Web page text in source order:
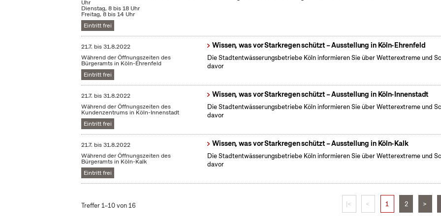
Uhr
Dienstag, 8 bis 18 Uhr
Freitag, 8 bis 14 Uhr
Eintritt frei
21.7. bis31.8.2022
Während der Öffnungszeiten des
Bürgeramts in Köln-Ehrenfeld
Eintritt frei
Wissen, was vor Starkregen schützt – Ausstellung in Köln-Ehrenfeld
Die Stadtentwässerungsbetriebe Köln informieren Sie über Wetterextreme und
davor
21.7. bis31.8.2022
Während der Öffnungszeiten des
Kundenzentrums in Köln-Innenstadt
Eintritt frei
Wissen, was vor Starkregen schützt – Ausstellung in Köln-Innenstadt
Die Stadtentwässerungsbetriebe Köln informieren Sie über Wetterextreme und
davor
21.7. bis31.8.2022
Während der Öffnungszeiten des
Bürgeramts in Köln-Kalk
Eintritt frei
Wissen, was vor Starkregen schützt – Ausstellung in Köln-Kalk
Die Stadtentwässerungsbetriebe Köln informieren Sie über Wetterextreme und
davor
Treffer 1–10 von 16 |< < 1 2 >